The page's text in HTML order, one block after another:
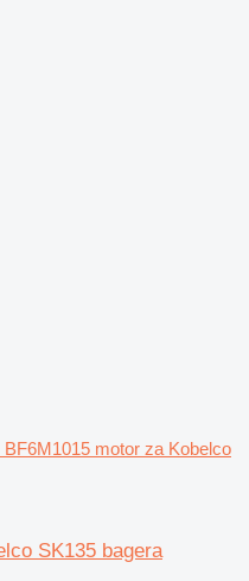
BF6M1015 motor za Kobelco
SK135 bagera